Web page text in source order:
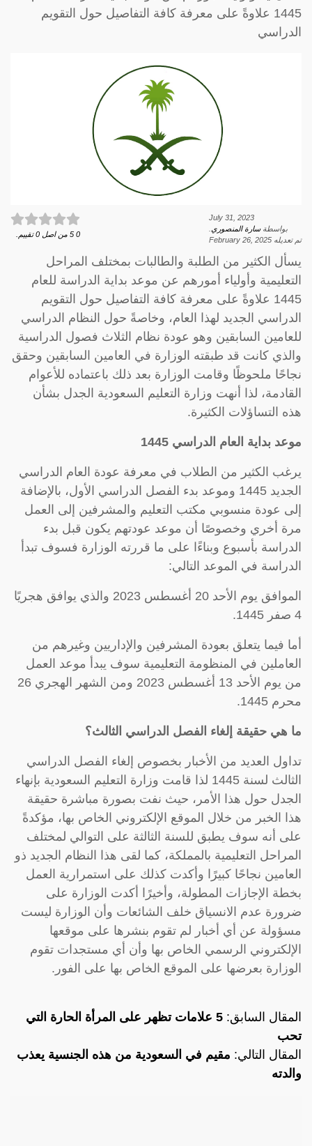
1445 علاوةً على معرفة كافة التفاصيل حول التقويم
الدراسي
July 31, 2023
بواسطةسارة المنصوري
تم تعديله February 26, 2025
0
5 من اصل 0 تقييم.
يسأل الكثير من الطلبة والطالبات بمختلف المراحل
التعليمية وأولياء أمورهم عن موعد بداية الدراسة للعام
1445 علاوةً على معرفة كافة التفاصيل حول التقويم
الدراسي الجديد لهذا العام، وخاصةً حول النظام الدراسي
للعامين السابقين وهو عودة نظام الثلاث فصول الدراسية
والذي كانت قد طبقته الوزارة في العامين السابقين وحقق
نجاحًا ملحوظًا وقامت الوزارة بعد ذلك باعتماده للأعوام
القادمة، لذا أنهت وزارة التعليم السعودية الجدل بشأن
هذه التساؤلات الكثيرة.
موعد بداية العام الدراسي 1445
يرغب الكثير من الطلاب في معرفة عودة العام الدراسي
الجديد 1445 وموعد بدء الفصل الدراسي الأول، بالإضافة
إلى عودة منسوبي مكتب التعليم والمشرفين إلى العمل
مرة أخري وخصوصًا أن موعد عودتهم يكون قبل بدء
الدراسة بأسبوع وبناءًا على ما قررته الوزارة فسوف تبدأ
الدراسة في الموعد التالي:
الموافق يوم الأحد 20 أغسطس 2023 والذي يوافق هجريًا
4 صفر 1445.
أما فيما يتعلق بعودة المشرفين والإداريين وغيرهم من
العاملين في المنظومة التعليمية سوف يبدأ موعد العمل
من يوم الأحد 13 أغسطس 2023 ومن الشهر الهجري 26
محرم 1445.
ما هي حقيقة إلغاء الفصل الدراسي الثالث؟
تداول العديد من الأخبار بخصوص إلغاء الفصل الدراسي
الثالث لسنة 1445 لذا قامت وزارة التعليم السعودية بإنهاء
الجدل حول هذا الأمر، حيث نفت بصورة مباشرة حقيقة
هذا الخبر من خلال الموقع الإلكتروني الخاص بها، مؤكدةً
على أنه سوف يطبق للسنة الثالثة على التوالي لمختلف
المراحل التعليمية بالمملكة، كما لقى هذا النظام الجديد ذو
العامين نجاحًا كبيرًا وأكدت كذلك على استمرارية العمل
بخطة الإجازات المطولة، وأخيرًا أكدت الوزارة على
ضرورة عدم الانسياق خلف الشائعات وأن الوزارة ليست
مسؤولة عن أي أخبار لم تقوم بنشرها على موقعها
الإلكتروني الرسمي الخاص بها وأن أي مستجدات تقوم
الوزارة بعرضها على الموقع الخاص بها على الفور.
المقال السابق:
5 علامات تظهر على المرأة الحارة التي
تحب
المقال التالي: مقيم في السعودية من هذه الجنسية يعذب
والدته